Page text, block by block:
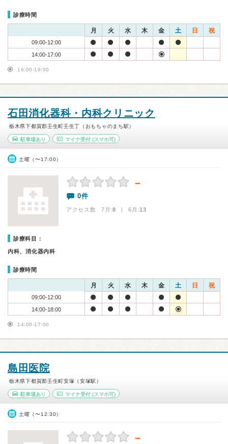
診療時間
月 火 水 木 金 土 日 祝
09:00-12:00
14:00-17:00
16:00-19:00
石田消化器科・内科クリニック
栃木県下都賀郡壬生町壬生丁（おもちゃのまち駅）
駐車場あり マイナ受付(スマホ可)
土曜（〜17:00）
－
0件
アクセス数 7月:8 | 6月:13
診療科目：
内科、消化器内科
診療時間
月 火 水 木 金 土 日 祝
09:00-12:00
14:00-18:00
14:00-17:00
島田医院
栃木県下都賀郡壬生町安塚（安塚駅）
駐車場あり マイナ受付(スマホ可)
土曜（〜12:30）
－